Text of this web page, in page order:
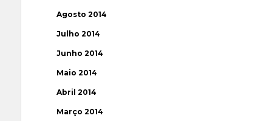
Agosto 2014
Julho 2014
Junho 2014
Maio 2014
Abril 2014
Março 2014